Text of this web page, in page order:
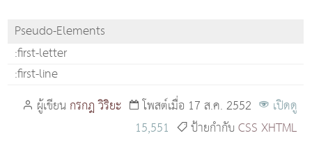
Pseudo-Elements
:first-letter
:first-line
ผู้เขียนกรกฎ วิริยะ โพสต์เมื่อ 17 ส.ค. 2552
เปิดดู
15,551
ป้ายกำกับCSSXHTML